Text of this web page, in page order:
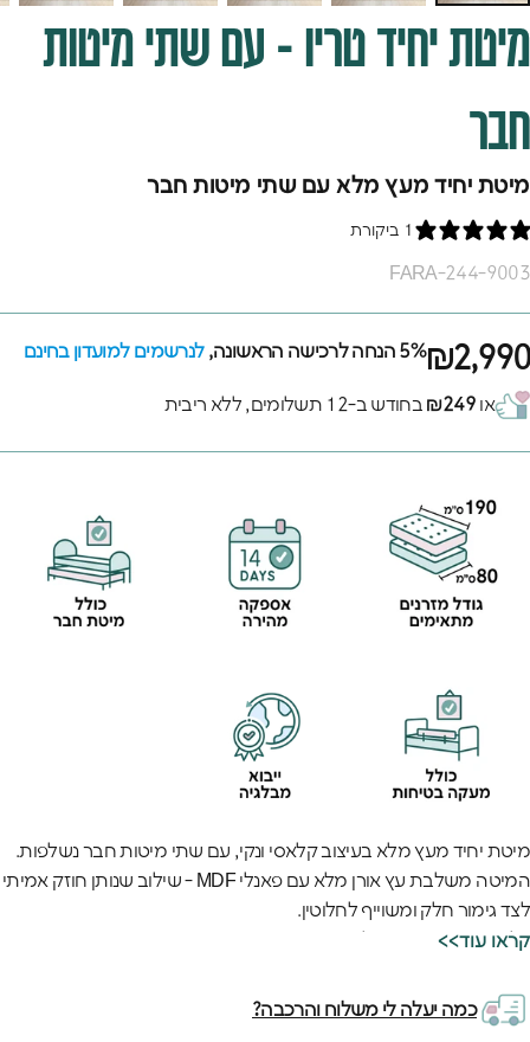
מיטתיחידטריו - עםשתימיטות
חבר
מיטת יחיד מעץ מלא עם שתי מיטות חבר
1 ביקורת
FARA-244-9003
₪2,9905% הנחה לרכישה הראשונה, לנרשמים למועדון בחינם
או₪249 בחודש ב-12 תשלומים, ללא ריבית
מיטת יחיד מעץ מלא בעיצוב קלאסי ונקי, עם שתי מיטות חבר נשלפות.
המיטה משלבת עץ אורן מלא עם פאנלי MDF - שילוב שנותן חוזק אמיתי
לצד גימור חלק ומשוייף לחלוטין.
כל הפינות במיטה עגולות ומשויפות והמיטה עומדת בתקני בטיחות
המיטה כוללת:
1. שתי מיטות חבר נשלפות (על גלגלים). כשלא משתמשים בהן - פשוט
<<קראו עוד
כמה יעלה לי משלוח והרכבה?